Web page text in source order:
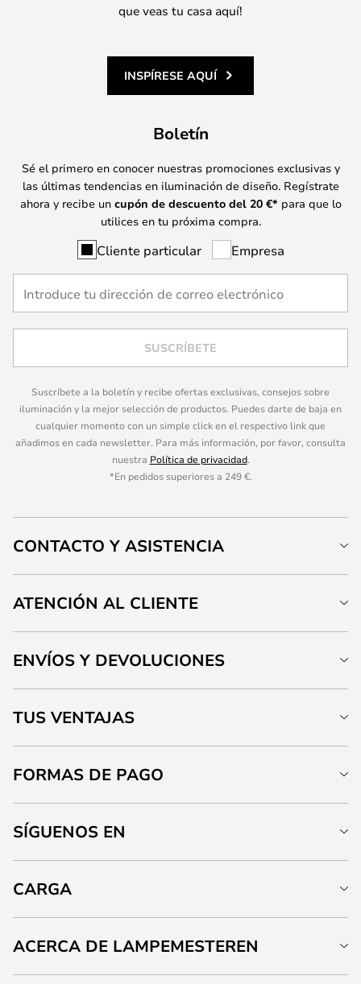
que veas tu casa aquí!
INSPÍRESE AQUÍ
Boletín
Sé el primero en conocer nuestras promociones exclusivas y
las últimas tendencias en iluminación de diseño. Regístrate
ahora y recibe un cupón de descuento del 20 €* para que lo
utilices en tu próxima compra.
Cliente particular Empresa
SUSCRÍBETE
Suscríbete a la boletín y recibe ofertas exclusivas, consejos sobre
iluminación y la mejor selección de productos. Puedes darte de baja en
cualquier momento con un simple click en el respectivo link que
añadimos en cada newsletter. Para más información, por favor, consulta
nuestra Política de privacidad.
*En pedidos superiores a 249 €.
CONTACTO Y ASISTENCIA
ATENCIÓN AL CLIENTE
ENVÍOS Y DEVOLUCIONES
TUS VENTAJAS
FORMAS DE PAGO
SÍGUENOS EN
CARGA
ACERCA DE LAMPEMESTEREN